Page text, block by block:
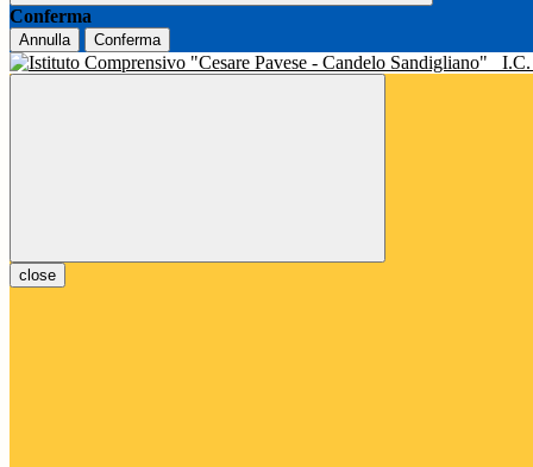
Conferma
Annulla Conferma
I.C.
close